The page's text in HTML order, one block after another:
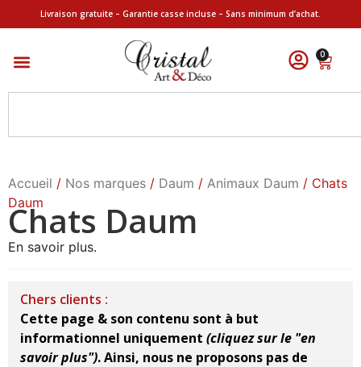
Livraison gratuite – Garantie casse incluse – Sans minimum d’achat.
0
Accueil / Nos marques / Daum / Animaux Daum / Chats
Daum
Chats Daum
En savoir plus.
Chers clients :
Cette page & son contenu sont à but
informationnel uniquement (cliquez sur le "en
savoir plus").Ainsi, nous ne proposons pas de